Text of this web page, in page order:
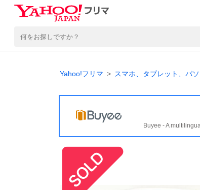
Yahoo!フリマ スマホ、タブレット、パ
Buyee - A